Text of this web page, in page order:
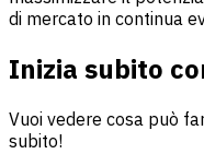
di mercato in continua
Inizia subito
Vuoi vedere cosa può
subito!